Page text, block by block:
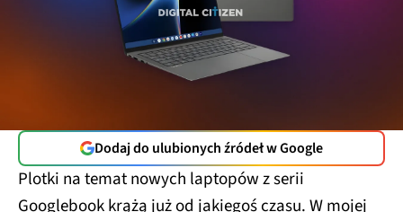
Dodaj do ulubionych źródeł w Google
Plotki na temat nowych laptopów z serii
Googlebook krążą już od jakiegoś czasu. W mojej